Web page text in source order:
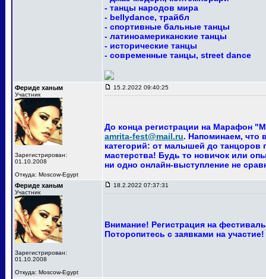
- танцы народов мира
- bellydance, трайбл
- спортивные бальные танцы
- латиноамериканские танцы
- исторические танцы
- современные танцы, street dance
Фериде ханым
Участник
Зарегистрирован:
01.10.2008
Откуда: Moscow-Egypt
15.2.2022 09:40:25
До конца регистрации на Марафон
amrita-fest@mail.ru. Напоминаем, что
категорий: от малышей до танцоров
мастерства! Будь то новичок или
ни одно онлайн-выступление не
Фериде ханым
Участник
Зарегистрирован:
01.10.2008
Откуда: Moscow-Egypt
18.2.2022 07:37:31
Внимание! Регистрация на
Поторопитесь с заявками на участие!